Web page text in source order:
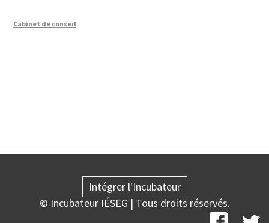
Cabinet de conseil
Intégrer l'Incubateur
© Incubateur IÉSEG | Tous droits réservés.